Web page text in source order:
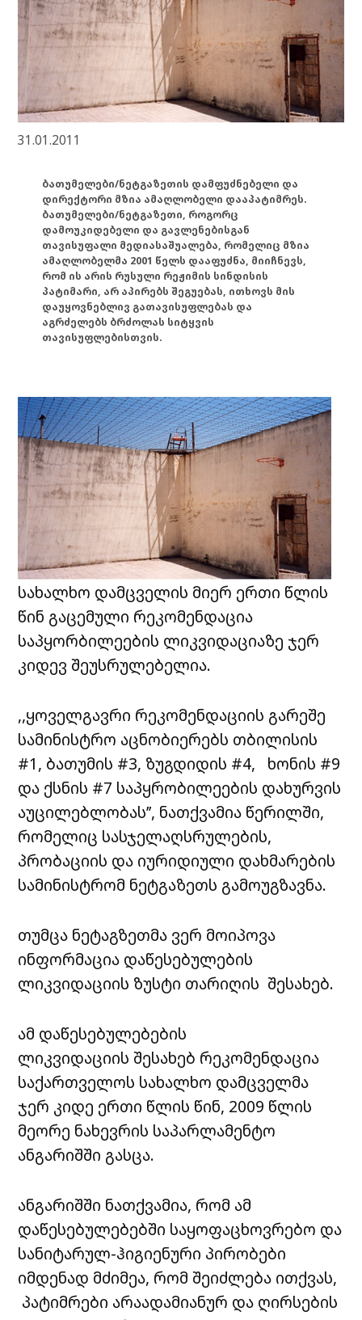
31.01.2011
ბათუმელები/ნეტგაზეთის დამფუძნებელი და
დირექტორი მზია ამაღლობელი დააპატიმრეს.
ბათუმელები/ნეტგაზეთი, როგორც
დამოუკიდებელი და გავლენებისგან
თავისუფალი მედიასაშუალება, რომელიც მზია
ამაღლობელმა 2001 წელს დააფუძნა, მიიჩნევს,
რომ ის არის რუსული რეჟიმის სინდისის
პატიმარი, არ აპირებს შეგუებას, ითხოვს მის
დაუყოვნებლივ გათავისუფლებას და
აგრძელებს ბრძოლას სიტყვის
თავისუფლებისთვის.
სახალხო დამცველის მიერ ერთი წლის
წინ გაცემული რეკომენდაცია
საპყორბილეების ლიკვიდაციაზე ჯერ
კიდევ შეუსრულებელია.
,,ყოველგავრი რეკომენდაციის გარეშე
სამინისტრო აცნობიერებს თბილისის
#1, ბათუმის #3, ზუგდიდის #4, ხონის #9
და ქსნის #7 საპყრობილეების დახურვის
აუცილებლობას’’, ნათქვამია წერილში,
რომელიც სასჯელაღსრულების,
პრობაციის და იურიდიული დახმარების
სამინისტრომ ნეტგაზეთს გამოუგზავნა.
თუმცა ნეტაგზეთმა ვერ მოიპოვა
ინფორმაცია დაწესებულების
ლიკვიდაციის ზუსტი თარიღის შესახებ.
ამ დაწესებულებების
ლიკვიდაციის შესახებ რეკომენდაცია
საქართველოს სახალხო დამცველმა
ჯერ კიდე ერთი წლის წინ, 2009 წლის
მეორე ნახევრის საპარლამენტო
ანგარიშში გასცა.
ანგარიშში ნათქვამია, რომ ამ
დაწესებულებებში საყოფაცხოვრებო და
სანიტარულ-ჰიგიენური პირობები
იმდენად მძიმეა, რომ შეიძლება ითქვას,
პატიმრები არაადამიანურ და ღირსების